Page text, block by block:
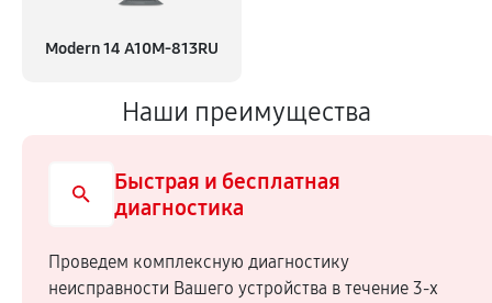
Modern 14 A10M-813RU
Наши преимущества
Быстрая и бесплатная
диагностика
Проведем комплексную диагностику
неисправности Вашего устройства в течение 3-х